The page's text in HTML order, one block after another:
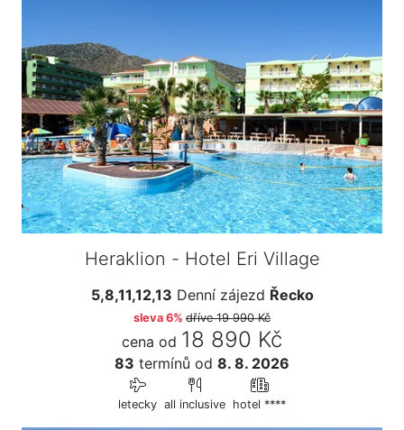
Heraklion - Hotel Eri Village
5,8,11,12,13 Denní zájezd Řecko
sleva 6% dříve19 990 Kč
cena od 18 890 Kč
83 termínů od 8. 8. 2026
letecky all inclusive hotel ****